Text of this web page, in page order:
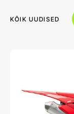
KÕIK UUDISED